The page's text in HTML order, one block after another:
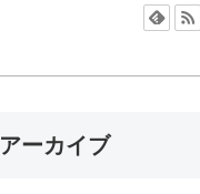
アーカイブ